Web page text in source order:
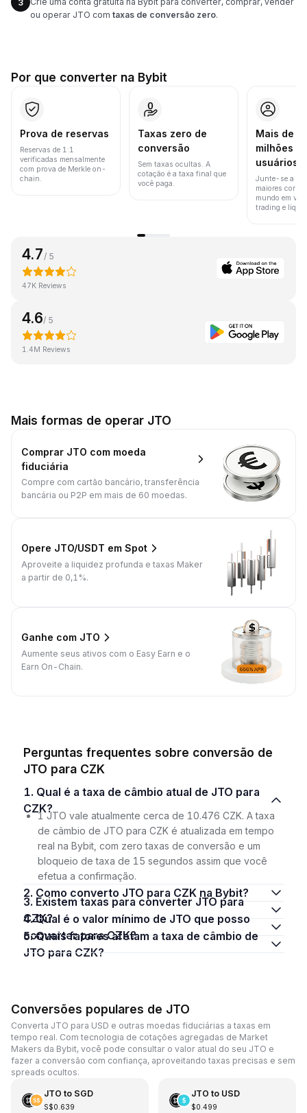
3
ou operar JTO com taxas de conversão zero.
Por que converter na Bybit
Prova de reservas
Reservas de 1:1
verificadas mensalmente
com prova de Merkle on-
chain.
Taxas zero de
conversão
Sem taxas ocultas. A
cotação é a taxa final que
você paga.
Mais de
milhões
usuários
Junte-se a
maiores
mundo em
trading e
4.7 / 5
47K Reviews
4.6/ 5
1.4M Reviews
Mais formas de operar JTO
Comprar JTO com moeda
fiduciária
Compre com cartão bancário, transferência
bancária ou P2P em mais de 60 moedas.
Opere JTO/USDT em Spot
Aproveite a liquidez profunda e taxas Maker
a partir de 0,1%.
Ganhe com JTO
Aumente seus ativos com o Easy Earn e o
Earn On-Chain.
Perguntas frequentes sobre conversão de
JTO para CZK
1. Qual é a taxa de câmbio atual de JTO para
CZK?
1 JTO vale atualmente cerca de 10.476 CZK. A taxa
de câmbio de JTO para CZK é atualizada em tempo
real na Bybit, com zero taxas de conversão e um
bloqueio de taxa de 15 segundos assim que você
efetua a confirmação.
2. Como converto JTO para CZK na Bybit?
3. Existem taxas para converter JTO para
CZK?
4. Qual é o valor mínimo de JTO que posso
converter para CZK?
5. Quais fatores afetam a taxa de câmbio de
JTO para CZK?
Conversões populares de JTO
Converta JTO para USD e outras moedas fiduciárias a taxas em
tempo real. Com tecnologia de cotações agregadas de Market
Makers da Bybit, você pode consultar o valor atual do seu JTO e
fazer a conversão com confiança, aproveitando taxas precisas e sem
spreads ocultos.
JTO to SGD
S$0.639
JTO to USD
$0.499